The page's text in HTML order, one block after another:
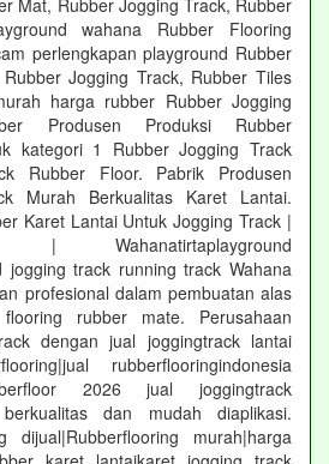
Mat, Rubber Jogging Track, Rubber
wahana Rubber Flooring
perlengkapan playground Rubber
Jogging Track, Rubber Tiles
harga rubber Rubber Jogging
Produsen Produksi Rubber
kategori 1 Rubber Jogging Track
Rubber Floor. Pabrik Produsen
Murah Berkualitas Karet Lantai.
Karet Lantai Untuk Jogging Track |
Wahanatirtaplayground
jogging track running track Wahana
profesional dalam pembuatan alas
rubber mate. Perusahaan
dengan jual joggingtrack lantai
rubberflooringindonesia
2026 jual joggingtrack
dan mudah diaplikasi.
dijual|Rubberflooring murah|harga